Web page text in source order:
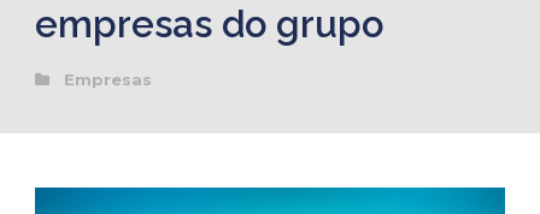
empresas do grupo
Empresas